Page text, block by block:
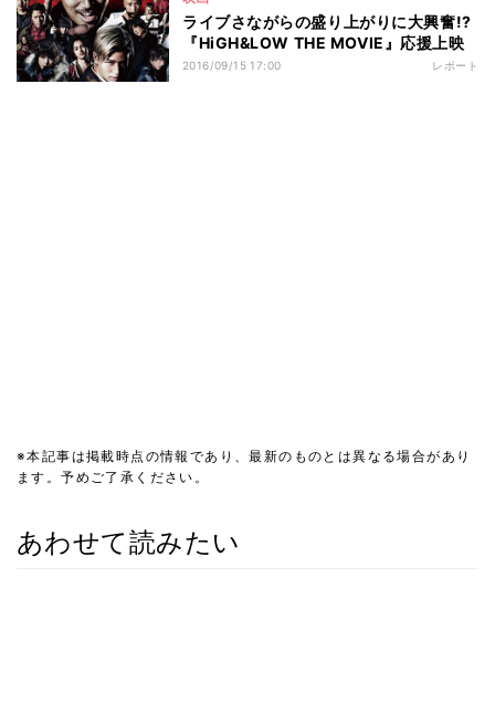
ライブさながらの盛り上がりに大興奮!?
『HiGH&LOW THE MOVIE』応援上映
2016/09/15 17:00 レポート
※本記事は掲載時点の情報であり、最新のものとは異なる場合があり
ます。予めご了承ください。
あわせて読みたい